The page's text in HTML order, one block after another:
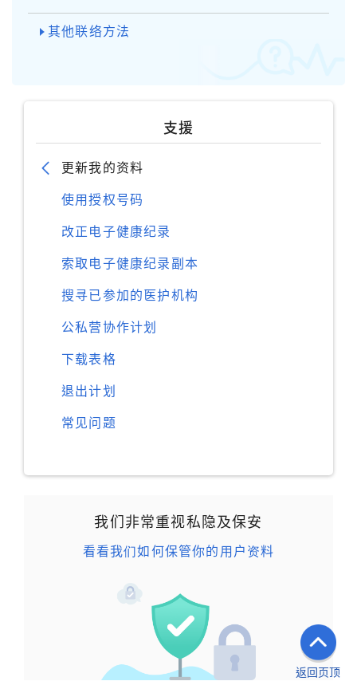
其他联络方法
支援
更新我的资料
使用授权号码
改正电子健康纪录
索取电子健康纪录副本
搜寻已参加的医护机构
公私营协作计划
下载表格
退出计划
常见问题
我们非常重视私隐及保安
看看我们如何保管你的用户资料
返回页顶